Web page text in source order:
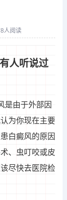
人阅读
人听说过
是由于外部因
为你现在主要
白癜风的原因
、虫叮咬或皮
尽快去医院检